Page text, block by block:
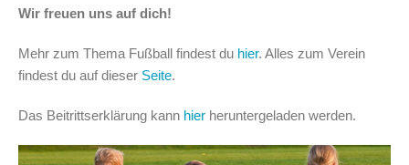
Wir freuen uns auf dich!
Mehr zum Thema Fußball findest du hier. Alles zum Verein
findest du auf dieser Seite.
Das Beitrittserklärung kann hier heruntergeladen werden.